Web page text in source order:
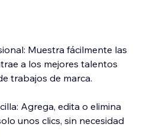
Muestra fácilmente las
a los mejores talentos
trabajos de marca.
Agrega, edita o elimina
unos clics, sin necesidad